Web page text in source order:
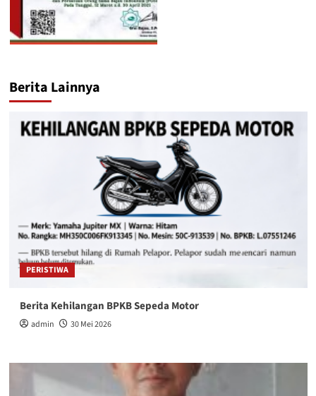
Berita Lainnya
PERISTIWA
Berita Kehilangan BPKB Sepeda Motor
admin 30 Mei 2026